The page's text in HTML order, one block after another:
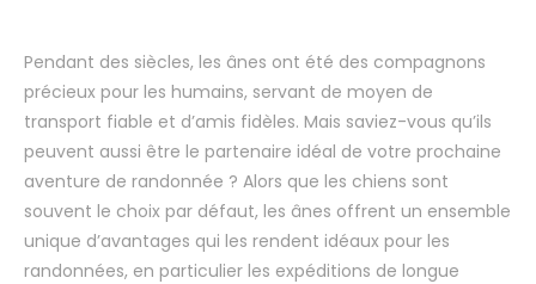
Pendant des siècles, les ânes ont été des compagnons
précieux pour les humains, servant de moyen de
transport fiable et d’amis fidèles. Mais saviez-vous qu’ils
peuvent aussi être le partenaire idéal de votre prochaine
aventure de randonnée ? Alors que les chiens sont
souvent le choix par défaut, les ânes offrent un ensemble
unique d’avantages qui les rendent idéaux pour les
randonnées, en particulier les expéditions de longue